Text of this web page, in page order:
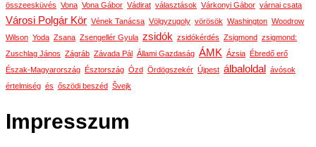
összeesküvés Vona Vona Gábor Vádirat választások Várkonyi Gábor várnai csata
Városi Polgár Kör Vének Tanácsa Völgyzugoly vörösök Washington Woodrow
Wilson Yoda Zsana Zsengellér Gyula zsidók zsidókérdés Zsigmond zsigmond:
Zuschlag János Zágráb Závada Pál Állami Gazdaság ÁMK Ázsia
Ébredő erő
Észak-Magyarország
Észtország Ózd Ördögszekér Újpest álbaloldal
ávósok
értelmiség és őszödi beszéd Švejk
Impresszum